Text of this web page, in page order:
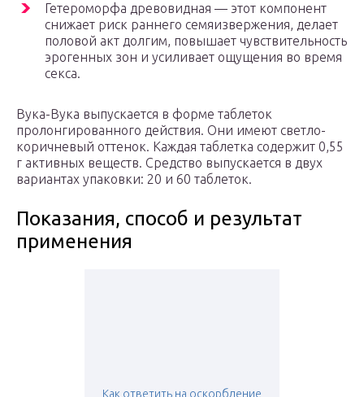
Гетероморфа древовидная — этот компонент
снижает риск раннего семяизвержения, делает
половой акт долгим, повышает чувствительность
эрогенных зон и усиливает ощущения во время
секса.
Вука-Вука выпускается в форме таблеток
пролонгированного действия. Они имеют светло-
коричневый оттенок. Каждая таблетка содержит 0,55
г активных веществ. Средство выпускается в двух
вариантах упаковки: 20 и 60 таблеток.
Показания, способ и результат
применения
Как ответить на оскорбление